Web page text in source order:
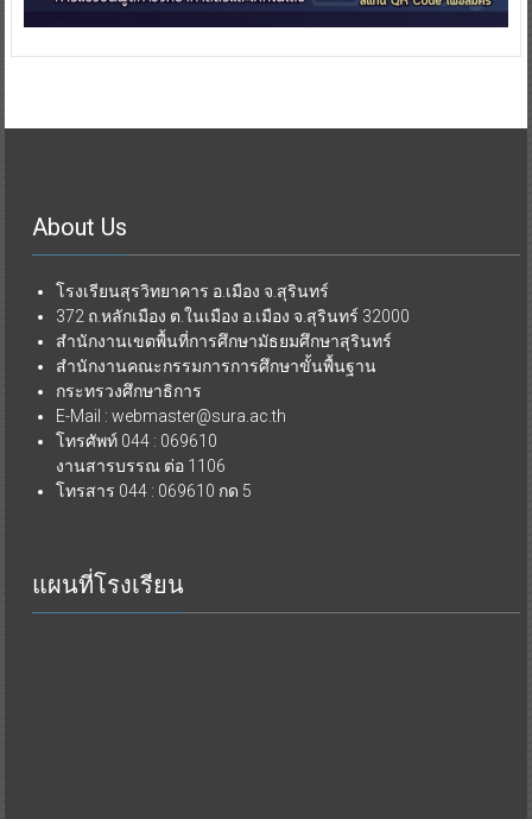
About Us
โรงเรียนสุรวิทยาคาร อ.เมือง จ.สุรินทร์
372 ถ.หลักเมือง ต.ในเมือง อ.เมือง จ.สุรินทร์ 32000
สำนักงานเขตพื้นที่การศึกษามัธยมศึกษาสุรินทร์
สำนักงานคณะกรรมการการศึกษาขั้นพื้นฐาน
กระทรวงศึกษาธิการ
E-Mail : webmaster@sura.ac.th
โทรศัพท์ 044 : 069610
งานสารบรรณ ต่อ 1106
โทรสาร 044 : 069610 กด 5
แผนที่โรงเรียน